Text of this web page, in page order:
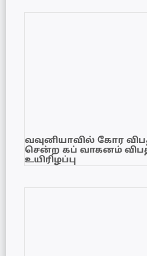
வவுனியாவில் கோர
சென்ற கப் வாகனம்
உயிரிழப்பு